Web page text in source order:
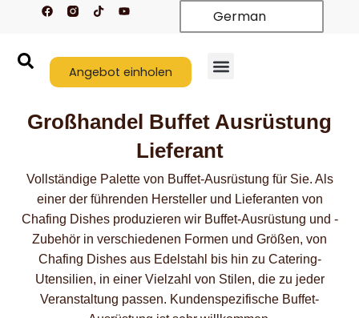
F
a
o
k
T
i
k
Y
o
b
e
German
Angebot einholen
Großhandel Buffet Ausrüstung
Lieferant
Vollständige Palette von Buffet-Ausrüstung für Sie. Als
einer der führenden Hersteller und Lieferanten von
Chafing Dishes produzieren wir Buffet-Ausrüstung und -
Zubehör in verschiedenen Formen und Größen, von
Chafing Dishes aus Edelstahl bis hin zu Catering-
Utensilien, in einer Vielzahl von Stilen, die zu jeder
Veranstaltung passen. Kundenspezifische Buffet-